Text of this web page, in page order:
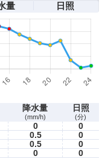
量 日照
降水量
(mm/h)
日照
(分)
0
0
0.5
0
0.5
0
0 0